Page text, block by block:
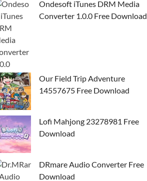
Ondesoft iTunes DRM Media
Converter 1.0.0 Free Download
Our Field Trip Adventure
14557675 Free Download
Lofi Mahjong 23278981 Free
Download
DRmare Audio Converter Free
Download